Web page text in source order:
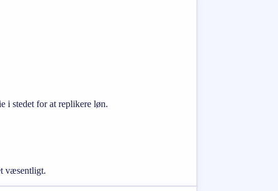
i stedet for at replikere løn.
væsentligt.